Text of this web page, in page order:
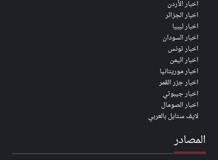
اخبار الأردن
اخبار الجزائر
اخبار ليبيا
اخبار السودان
اخبار تونس
اخبار اليمن
اخبار موريتانيا
اخبار جزر القمر
اخبار جيبوتي
اخبار الصومال
لايف ستايل بالعربي
المصادر